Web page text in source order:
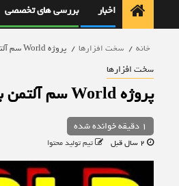
اخبار بررسی های تخصصی
خانه سخت افزارها پروژه World سم آلتمن به احراز هویت 10 میلیون کاربر رسید
سخت افزارها
پروژه World سم آلتمن به احراز هویت 10 میلیون کاربر رسید
1 دقیقه خوانده شده
تیم تولید محتوا